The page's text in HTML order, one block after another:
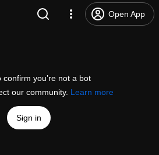
Open App
confirm you’re not a bot
our community. Learn more
Sign in